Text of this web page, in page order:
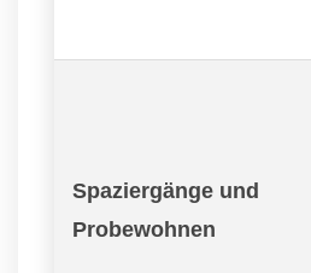
Spaziergänge und
Probewohnen